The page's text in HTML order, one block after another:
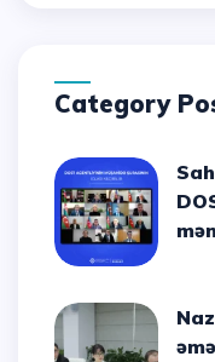
Category
Sahil Babayev: Vətəndaşların
Nazirliyin təltif edilmiş